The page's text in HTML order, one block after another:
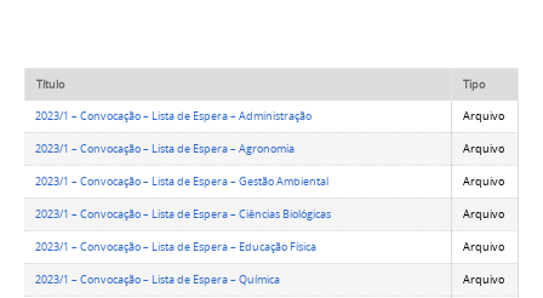
Título Tipo
2023/1 – Convocação – Lista de Espera – Administração Arquivo
2023/1 – Convocação – Lista de Espera – Agronomia Arquivo
2023/1 – Convocação – Lista de Espera – Gestão Ambiental Arquivo
2023/1 – Convocação – Lista de Espera – Ciências Biológicas Arquivo
2023/1 – Convocação – Lista de Espera – Educação Física Arquivo
2023/1 – Convocação – Lista de Espera – Química Arquivo